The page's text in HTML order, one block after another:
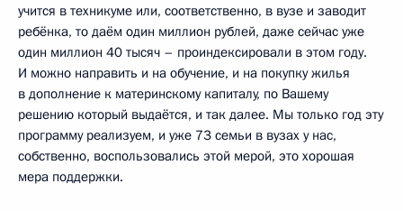
учится в техникуме или, соответственно, в вузе и заводит
ребёнка, то даём один миллион рублей, даже сейчас уже
один миллион 40 тысяч – проиндексировали в этом году.
И можно направить и на обучение, и на покупку жилья
в дополнение к материнскому капиталу, по Вашему
решению который выдаётся, и так далее. Мы только год эту
программу реализуем, и уже 73 семьи в вузах у нас,
собственно, воспользовались этой мерой, это хорошая
мера поддержки.